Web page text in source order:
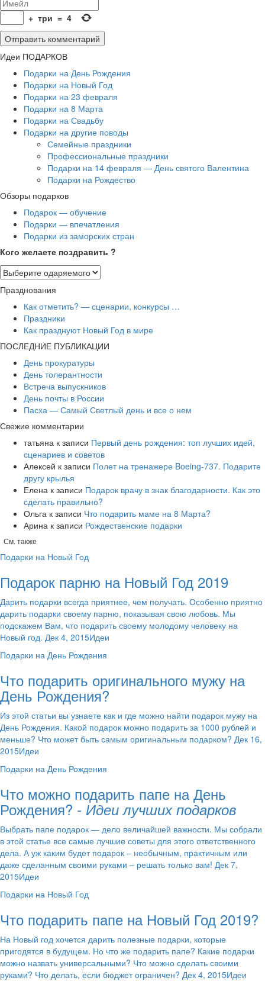
+ три = 4
Идеи ПОДАРКОВ
Подарки на День Рождения
Подарки на Новый Год
Подарки на 23 февраля
Подарки на 8 Марта
Подарки на Свадьбу
Подарки на другие поводы
Семейные праздники
Профессиональные праздники
Подарки на 14 февраля — День святого Валентина
Подарки на Рождество
Обзоры подарков
Подарок — обучение
Подарки — впечатления
Подарки из заморских стран
Кого желаете поздравить ?
Празднования
Как отметить? — сценарии, конкурсы …
Праздники
Как празднуют Новый Год в мире
ПОСЛЕДНИЕ ПУБЛИКАЦИИ
День прокуратуры
День толерантности
Встреча выпускников
День почты в России
Пасха — Самый Светлый день и все о нем
Свежие комментарии
татьяна к записи Первый день рождения: топ лучших идей,
сценариев и советов
Алексей к записи ​Полет на тренажере Boeing-737. Подарите
другу крылья
Елена к записи Подарок врачу в знак благодарности. Как это
сделать правильно?
Ольга к записи Что подарить маме на 8 Марта?
Арина к записи Рождественские подарки
См. также
Подарки на Новый Год
Подарок парню на Новый Год 2019
Дарить подарки всегда приятнее, чем получать. Особенно приятно
дарить подарки своему парню, показывая свою любовь. Мы
подскажем Вам, что подарить своему молодому человеку на
Новый год. Дек 4, 2015Идеи
Подарки на День Рождения
Что подарить оригинального мужу на
День Рождения?
Из этой статьи вы узнаете как и где можно найти подарок мужу на
День Рождения. Какой подарок можно подарить за 1000 рублей и
меньше? Что может быть самым оригинальным подарком? Дек 16,
2015Идеи
Подарки на День Рождения
Что можно подарить папе на День
Рождения? - Идеи лучших подарков
Выбрать папе подарок — дело величайшей важности. Мы собрали
в этой статье все самые лучшие советы для этого ответственного
дела. А уж каким будет подарок – необычным, практичным или
даже сделанным своими руками – решать только вам! Дек 7,
2015Идеи
Подарки на Новый Год
Что подарить папе на Новый Год 2019?
На Новый год хочется дарить полезные подарки, которые
пригодятся в будущем. Но что же подарить папе? Какие подарки
можно назвать универсальными? Что можно сделать своими
руками? Что делать, если бюджет ограничен? Дек 4, 2015Идеи